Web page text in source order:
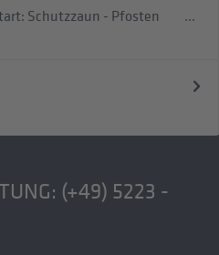
Schutzzaun - Pfosten ...
(+49) 5223 -